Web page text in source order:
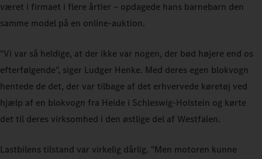
været i firmaet i flere årtier – opdagede hans barnebarn den
samme model på en online-auktion.
"Vi var så heldige, at der ikke var nogen, der bød højere end os
efterfølgende", siger Ludger Henke. Med deres egen blokvogn
hentede de det, der var tilbage af det erhvervede køretøj ved
hjælp af en blokvogn fra Heide i Schleswig‑Holstein og kørte
det til deres virksomhed i den østlige del af Westfalen.
Lastbilens tilstand var virkelig dårlig. "Men motoren kunne